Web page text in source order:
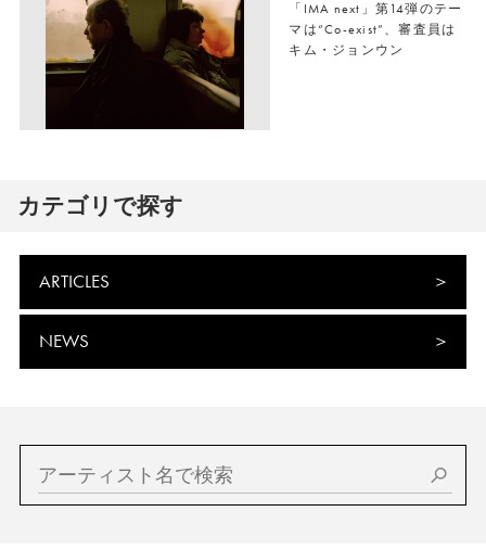
「IMA next」第14弾のテー
マは“Co-exist”、審査員は
キム・ジョンウン
カテゴリで探す
ARTICLES
NEWS